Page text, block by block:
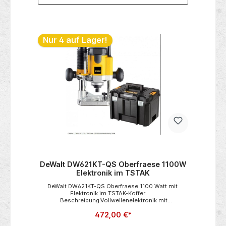
Nur 4 auf Lager!
DeWalt DW621KT-QS Oberfraese 1100W
Elektronik im TSTAK
DeWalt DW621KT-QS Oberfraese 1100 Watt mit
Elektronik im TSTAK-Koffer
Beschreibung:Vollwellenelektronik mit
Fräsbild aufgrund stabiler Fräsdrehzahl auch unter
472,00 €*